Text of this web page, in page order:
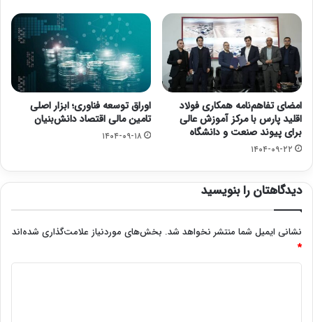
امضای تفاهم‌نامه همکاری فولاد
اقلید پارس با مرکز آموزش عالی
برای پیوند صنعت و دانشگاه
۱۴۰۴-۰۹-۲۲
اوراق توسعه فناوری؛ ابزار اصلی
تامین مالی اقتصاد دانش‌بنیان
۱۴۰۴-۰۹-۱۸
دیدگاهتان را بنویسید
نشانی ایمیل شما منتشر نخواهد شد. بخش‌های موردنیاز علامت‌گذاری شده‌اند
*